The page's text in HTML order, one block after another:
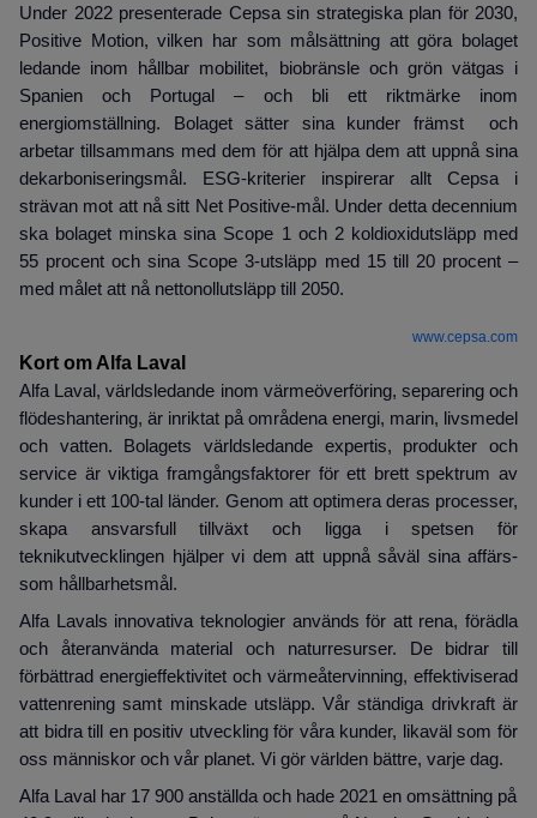
Under 2022 presenterade Cepsa sin strategiska plan för 2030,
Positive Motion, vilken har som målsättning att göra bolaget
ledande inom hållbar mobilitet, biobränsle och grön vätgas i
Spanien och Portugal – och bli ett riktmärke inom
energiomställning. Bolaget sätter sina kunder främst och
arbetar tillsammans med dem för att hjälpa dem att uppnå sina
dekarboniseringsmål. ESG-kriterier inspirerar allt Cepsa i
strävan mot att nå sitt Net Positive-mål. Under detta decennium
ska bolaget minska sina Scope 1 och 2 koldioxidutsläpp med
55 procent och sina Scope 3-utsläpp med 15 till 20 procent –
med målet att nå nettonollutsläpp till 2050.
www.cepsa.com
Kort om Alfa Laval
Alfa Laval, världsledande inom värmeöverföring, separering och
flödeshantering, är inriktat på områdena energi, marin, livsmedel
och vatten. Bolagets världsledande expertis, produkter och
service är viktiga framgångsfaktorer för ett brett spektrum av
kunder i ett 100-tal länder. Genom att optimera deras processer,
skapa ansvarsfull tillväxt och ligga i spetsen för
teknikutvecklingen hjälper vi dem att uppnå såväl sina affärs-
som hållbarhetsmål.
Alfa Lavals innovativa teknologier används för att rena, förädla
och återanvända material och naturresurser. De bidrar till
förbättrad energieffektivitet och värmeåtervinning, effektiviserad
vattenrening samt minskade utsläpp. Vår ständiga drivkraft är
att bidra till en positiv utveckling för våra kunder, likaväl som för
oss människor och vår planet. Vi gör världen bättre, varje dag.
Alfa Laval har 17 900 anställda och hade 2021 en omsättning på